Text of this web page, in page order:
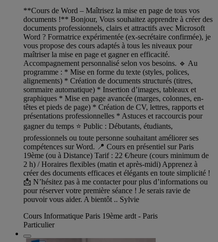
**Cours de Word – Maîtrisez la mise en page de tous vos
documents !** Bonjour, Vous souhaitez apprendre à créer des
documents professionnels, clairs et attractifs avec Microsoft
Word ? Formatrice expérimentée (ex-secrétaire confirmée), je
vous propose des cours adaptés à tous les niveaux pour
maîtriser la mise en page et gagner en efficacité.
Accompagnement personnalisé selon vos besoins. 🔹 Au
programme : * Mise en forme du texte (styles, polices,
alignements) * Création de documents structurés (titres,
sommaire automatique) * Insertion d’images, tableaux et
graphiques * Mise en page avancée (marges, colonnes, en-
têtes et pieds de page) * Création de CV, lettres, rapports et
présentations professionnelles * Astuces et raccourcis pour
gagner du temps ⭐ Public : Débutants, étudiants,
professionnels ou toute personne souhaitant améliorer ses
compétences sur Word. 📍 Cours en présentiel sur Paris
19ème (ou à Distance) Tarif : 22 €/heure (cours minimum de
2 h) / Horaires flexibles (matin et après-midi) Apprenez à
créer des documents efficaces et élégants en toute simplicité !
📩 N’hésitez pas à me contacter pour plus d’informations ou
pour réserver votre première séance ! Je serais ravie de
pouvoir vous aider. A bientôt .. Sylvie
Cours Informatique Paris 19ème ardt - Paris
Particulier